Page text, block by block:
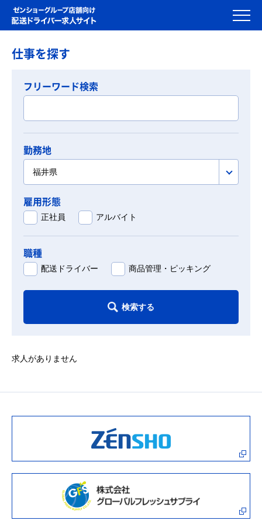
仕事を探す
フリーワード検索
勤務地
福井県
雇用形態
正社員 アルバイト
職種
配送ドライバー 商品管理・ピッキング
検索する
求人がありません